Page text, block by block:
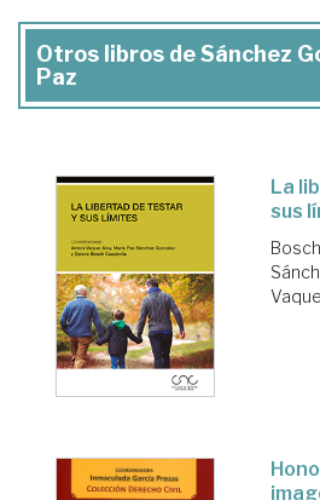
Otros libros de Sánchez
Paz
La
sus